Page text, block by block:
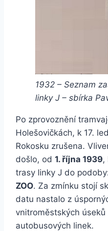
1932 – Seznam
linky J – sbírka
Po zprovoznění
Holešovičkách, k 17.
Rokosku zrušena.
došlo, od 1. října 1939,
trasy linky J do
ZOO. Za zmínku stojí
datu nastalo z
vnitroměstských
autobusových linek.